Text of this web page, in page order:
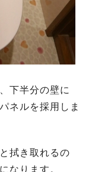
下半分の壁に
ネルを採用しま
拭き取れるの
なります。